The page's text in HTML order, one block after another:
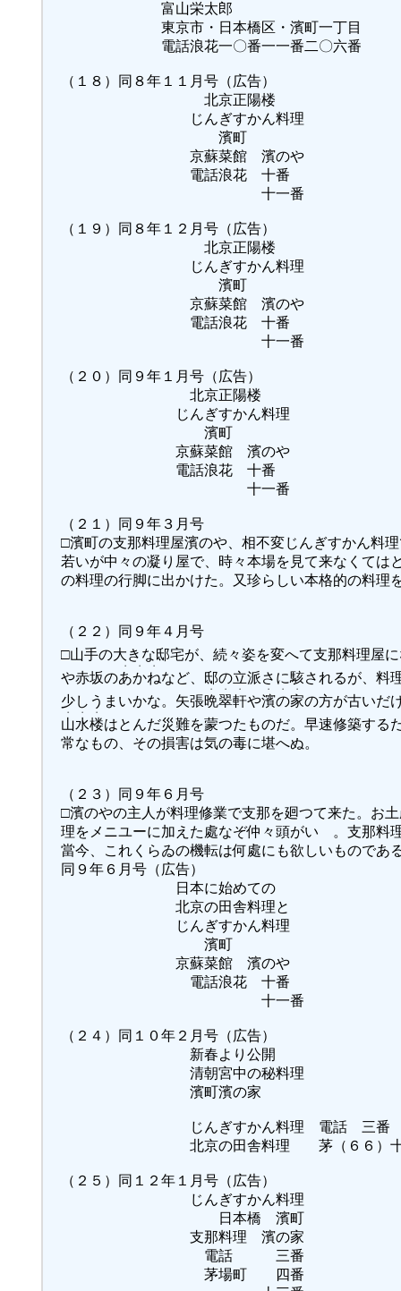
富山栄太郎
東京市・日本橋区・濱町一丁目
電話浪花一〇番一一番二〇六番
（１８）同８年１１月号（広告）
北京正陽楼
じんぎすかん料理
濱町
京蘇菜館 濱のや
電話浪花 十番
十一番
（１９）同８年１２月号（広告）
北京正陽楼
じんぎすかん料理
濱町
京蘇菜館 濱のや
電話浪花 十番
十一番
（２０）同９年１月号（広告）
北京正陽楼
じんぎすかん料理
濱町
京蘇菜館 濱のや
電話浪花 十番
十一番
（２１）同９年３月号
□濱町の支那料理屋濱のや、相不変じんぎすかん料
若いが中々の凝り屋で、時々本場を見て来なくては
の料理の行脚に出かけた。又珍らしい本格的の料理
（２２）同９年４月号
□山手の大きな邸宅が、続々姿を変へて支那料理屋
や赤坂のあかね
・・・
など、邸の立派さに駭されるが、料
少しうまいかな。矢張晩翠軒
・・・
や濱の家
・・・
の方が古いだ
山水楼
・・・
はとんだ災難を蒙つたものだ。早速修築する
常なもの、その損害は気の毒に堪へぬ。
（２３）同９年６月号
□濱のやの主人が料理修業で支那を廻つて来た。お
理をメニユーに加えた處なぞ仲々頭がいゝ。支那料
當今、これくらゐの機転は何處にも欲しいものであ
同９年６月号（広告）
日本に始めての
北京の田舎料理と
じんぎすかん料理
濱町
京蘇菜館 濱のや
電話浪花 十番
十一番
（２４）同１０年２月号（広告）
新春より公開
清朝宮中の秘料理
濱町濱の家
じんぎすかん料理 電話 三番
北京の田舎料理 茅（６６）十
（２５）同１２年１月号（広告）
じんぎすかん料理
日本橋 濱町
支那料理 濱の家
電話 三番
茅場町 四番